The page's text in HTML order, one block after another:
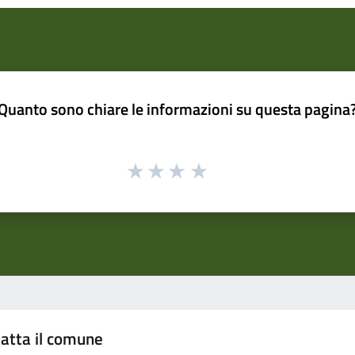
sono chiare le informazioni su questa
il comune